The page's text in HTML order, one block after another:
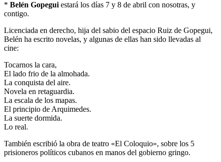
* Belén Gopegui estará los días 7 y 8 de abril con nosotras, y
contigo.
Licenciada en derecho, hija del sabio del espacio Ruiz de Gopegui,
Belén ha escrito novelas, y algunas de ellas han sido llevadas al
cine:
Tocarnos la cara,
El lado frio de la almohada.
La conquista del aire.
Novela en retaguardia.
La escala de los mapas.
El principio de Arquimedes.
La suerte dormida.
Lo real.
También escribió la obra de teatro «El Coloquio», sobre los 5
prisioneros políticos cubanos en manos del gobierno gringo.